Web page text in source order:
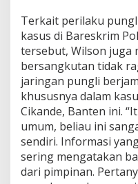
Terkait perilaku
kasus di Bareskrim
tersebut, Wilson juga
bersangkutan tidak
jaringan pungli
khususnya dalam
Cikande, Banten ini.
umum, beliau ini
sendiri. Informasi
sering mengatakan
dari pimpinan.